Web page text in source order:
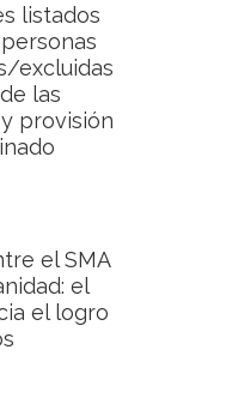
listados
excluidas
las
provisión
el SMA
el
el logro